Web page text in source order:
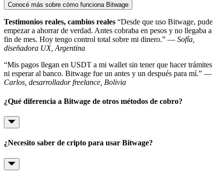
Conocé más sobre cómo funciona Bitwage
Testimonios reales, cambios reales “Desde que uso Bitwage, pude
empezar a ahorrar de verdad. Antes cobraba en pesos y no llegaba a
fin de mes. Hoy tengo control total sobre mi dinero.” — Sofía,
diseñadora UX, Argentina
“Mis pagos llegan en USDT a mi wallet sin tener que hacer trámites
ni esperar al banco. Bitwage fue un antes y un después para mí.” —
Carlos, desarrollador freelance, Bolivia
¿Qué diferencia a Bitwage de otros métodos de cobro?
¿Necesito saber de cripto para usar Bitwage?